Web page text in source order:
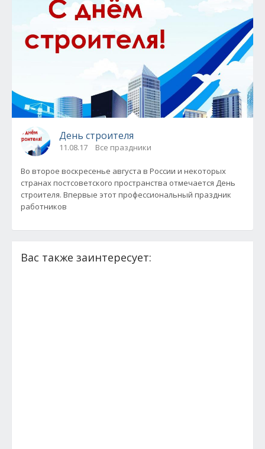
День строителя
11.08.17 Все праздники
Во второе воскресенье августа в России и некоторых
странах постсоветского пространства отмечается День
строителя. Впервые этот профессиональный праздник
работников
Вас также заинтересует: